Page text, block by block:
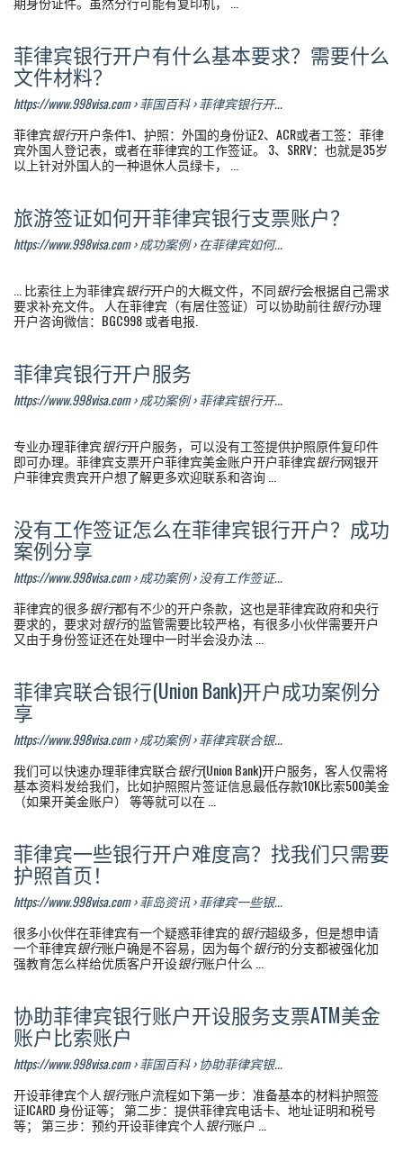
菲律宾银行开户有什么基本要求？需要什么
文件材料？
https://www.998visa.com › 菲国百科 › 菲律宾银行开...
菲律宾银行开户条件1、护照：外国的身份证2、ACR或者工签：菲律
宾外国人登记表，或者在菲律宾的工作签证。 3、SRRV：也就是35岁
以上针对外国人的一种退休人员绿卡， ...
旅游签证如何开菲律宾银行支票账户？
https://www.998visa.com › 成功案例 › 在菲律宾如何...
... 比索往上为菲律宾银行开户的大概文件，不同银行会根据自己需求
要求补充文件。 人在菲律宾（有居住签证）可以协助前往银行办理
开户咨询微信：BGC998 或者电报.
菲律宾银行开户服务
https://www.998visa.com › 成功案例 › 菲律宾银行开...
专业办理菲律宾银行开户服务，可以没有工签提供护照原件复印件
即可办理。菲律宾支票开户菲律宾美金账户开户菲律宾银行网银开
户菲律宾贵宾开户想了解更多欢迎联系和咨询 ...
没有工作签证怎么在菲律宾银行开户？成功
案例分享
https://www.998visa.com › 成功案例 › 没有工作签证...
菲律宾的很多银行都有不少的开户条款，这也是菲律宾政府和央行
要求的，要求对银行的监管需要比较严格，有很多小伙伴需要开户
又由于身份签证还在处理中一时半会没办法 ...
菲律宾联合银行(Union Bank)开户成功案例分
享
https://www.998visa.com › 成功案例 › 菲律宾联合银...
我们可以快速办理菲律宾联合银行(Union Bank)开户服务，客人仅需将
基本资料发给我们，比如护照照片签证信息最低存款10K比索500美金
（如果开美金账户） 等等就可以在 ...
菲律宾一些银行开户难度高？找我们只需要
护照首页！
https://www.998visa.com › 菲岛资讯 › 菲律宾一些银...
很多小伙伴在菲律宾有一个疑惑菲律宾的银行超级多，但是想申请
一个菲律宾银行账户确是不容易，因为每个银行的分支都被强化加
强教育怎么样给优质客户开设银行账户什么 ...
协助菲律宾银行账户开设服务支票ATM美金
账户比索账户
https://www.998visa.com › 菲国百科 › 协助菲律宾银...
开设菲律宾个人银行账户流程如下第一步：准备基本的材料护照签
证ICARD 身份证等； 第二步：提供菲律宾电话卡、地址证明和税号
等； 第三步：预约开设菲律宾个人银行账户 ...